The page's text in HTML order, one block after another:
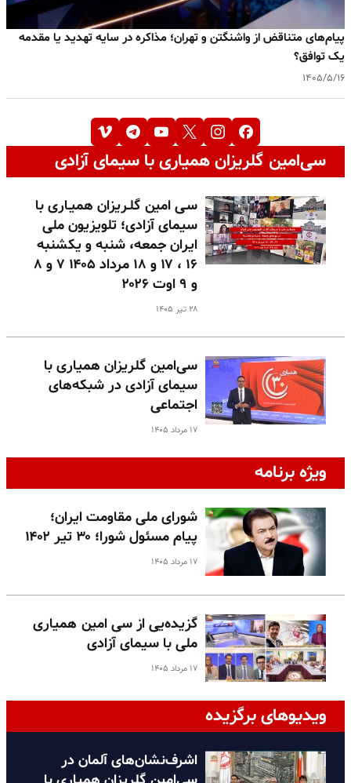
پیام‌های متناقض از واشنگتن و تهران؛ مذاکره در سایه تهدید یا مقدمه
یک توافق؟
۱۴۰۵/۵/۱۶
سی‌امین گلریزان همیاری با سیمای آزادی
سـی امین گلـریزان همیـاری با
سیمای آزادی؛ تلویزیون ملی
ایران جمعه، شنبه و یکشنبه
۱۶ ، ۱۷ و ۱۸ مرداد ۱۴۰۵ ۷ و ۸
و ۹ اوت ۲۰۲۶
۲۸ تیر ۱۴۰۵
سی‌امین گلریزان همیاری با
سیمای آزادی در شبکه‌های
اجتماعی
۱۷ مرداد ۱۴۰۵
ویژه برنامه
شورای ملی مقاومت ایران؛
پیام مسئول شورا؛ ۳۰ تیر ۱۴۰۲
۱۷ مرداد ۱۴۰۵
گزیده‌یی از سی امین همیاری
ملی با سیمای آزادی
۱۷ مرداد ۱۴۰۵
ویدیوهای برگزیده
اشرف‌نشان‌های آلمان در